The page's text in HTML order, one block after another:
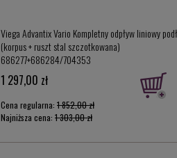
Viega Advantix Vario Kompletny odpływ liniowy
(korpus + ruszt stal szczotkowana)
686277+686284/704353
1 297,00 zł
Cena regularna: 1 852,00 zł
Najniższa cena: 1 303,00 zł